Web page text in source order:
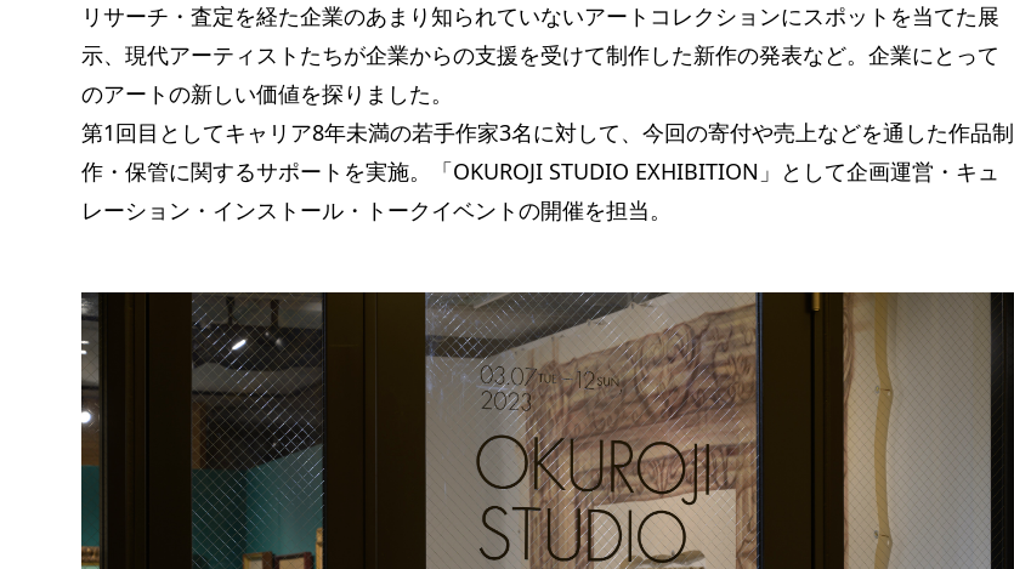
リサーチ・査定を経た企業のあまり知られていないアートコレクションにスポットを当てた展
示、現代アーティストたちが企業からの支援を受けて制作した新作の発表など。企業にとって
のアートの新しい価値を探りました。
第1回目としてキャリア8年未満の若手作家3名に対して、今回の寄付や売上などを通した作品制
作・保管に関するサポートを実施。「OKUROJI STUDIO EXHIBITION」として企画運営・キュ
レーション・インストール・トークイベントの開催を担当。